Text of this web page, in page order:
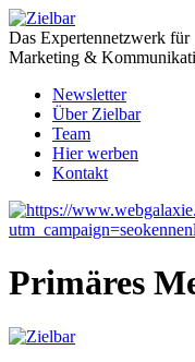
Das Expertennetzwerk für
Marketing &
Newsletter
Über Zielbar
Team
Hier werben
Kontakt
Primäres